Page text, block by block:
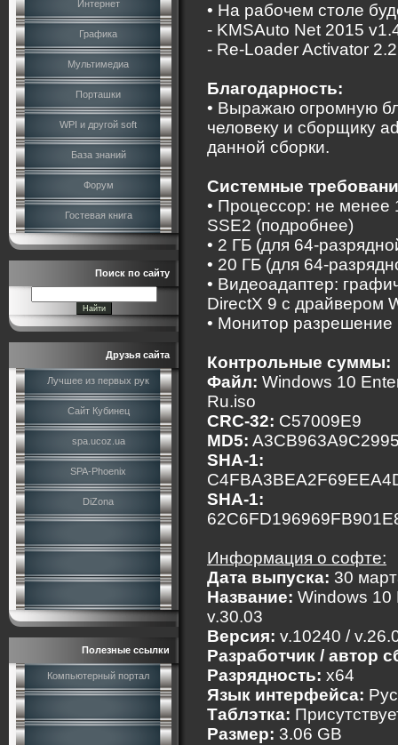
Интернет
Графика
Мультимедиа
Порташки
WPI и другой soft
База знаний
Форум
Гостевая книга
Поиск по сайту
Друзья сайта
Лучшее из первых рук
Сайт Кубинец
spa.ucoz.ua
SPA-Phoenix
DiZona
Полезные ссылки
Компьютерный портал
• На рабочем столе
- KMSAuto Net 2015
- Re-Loader Activator
Благодарность:
• Выражаю огромную
человеку и сборщику
данной сборки.
Системные
• Процессор: не менее
SSE2 (подробнее)
• 2 ГБ (для 64-
• 20 ГБ (для 64-
• Видеоадаптер:
DirectX 9 с драйвером
• Монитор
Контрольные суммы:
Файл: Windows 10
Ru.iso
CRC-32: C57009E9
MD5:
SHA-1:
SHA-1:
Информация о софте:
Дата выпуска: 30
Название: Windows 10
v.30.03
Версия: v.10240 /
Разработчик / автор
Разрядность: x64
Язык интерфейса:
Таблэтка:
Размер: 3.06 GB